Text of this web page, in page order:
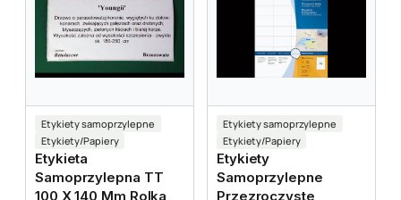
Etykiety samoprzylepne
Etykiety/Papiery
Etykieta
Samoprzylepna TT
100 X 140 Mm Rolka
Etykiety samoprzylepne
Etykiety/Papiery
Etykiety
Samoprzylepne
Przezroczyste